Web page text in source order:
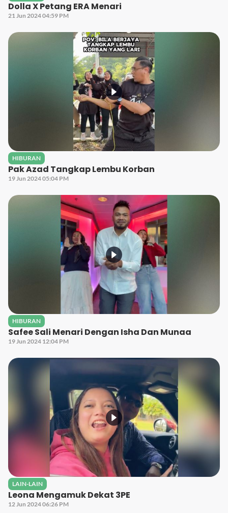
Dolla X Petang ERA Menari
21 Jun 2024 04:59 PM
HIBURAN
Pak Azad Tangkap Lembu Korban
19 Jun 2024 05:04 PM
HIBURAN
Safee Sali Menari Dengan Isha Dan Munaa
19 Jun 2024 12:04 PM
LAIN-LAIN
Leona Mengamuk Dekat 3PE
12 Jun 2024 06:26 PM